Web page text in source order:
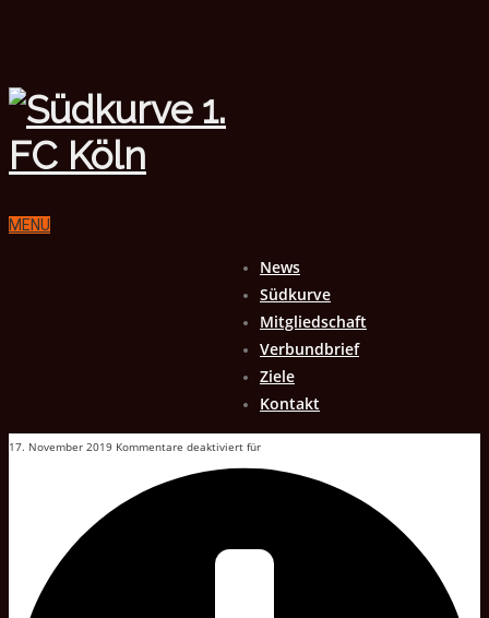
MENU
News
Südkurve
Mitgliedschaft
Verbundbrief
Ziele
Kontakt
17. November 2019 Kommentare deaktiviert für